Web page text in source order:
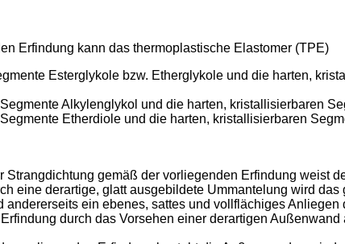
Erfindung kann das thermoplastische Elastomer (TPE)
Esterglykole bzw. Etherglykole und die harten,
Alkylenglykol und die harten, kristallisierbaren
Etherdiole und die harten, kristallisierbaren
gemäß der vorliegenden Erfindung weist
eine derartige, glatt ausgebildete Ummantelung wird
ein ebenes, sattes und vollflächiges
durch das Vorsehen einer derartigen